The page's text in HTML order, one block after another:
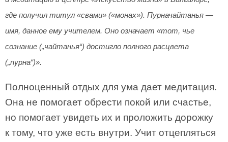
где получил титул «свами» («монах»). Пурначайтанья —
имя, данное ему учителем. Оно означает «тот, чье
сознание („чайтанья“) достигло полного расцвета
(„пурна“)».
Полноценный отдых для ума дает медитация.
Она не помогает обрести покой или счастье,
но помогает увидеть их и проложить дорожку
к тому, что уже есть внутри. Учит отцепляться